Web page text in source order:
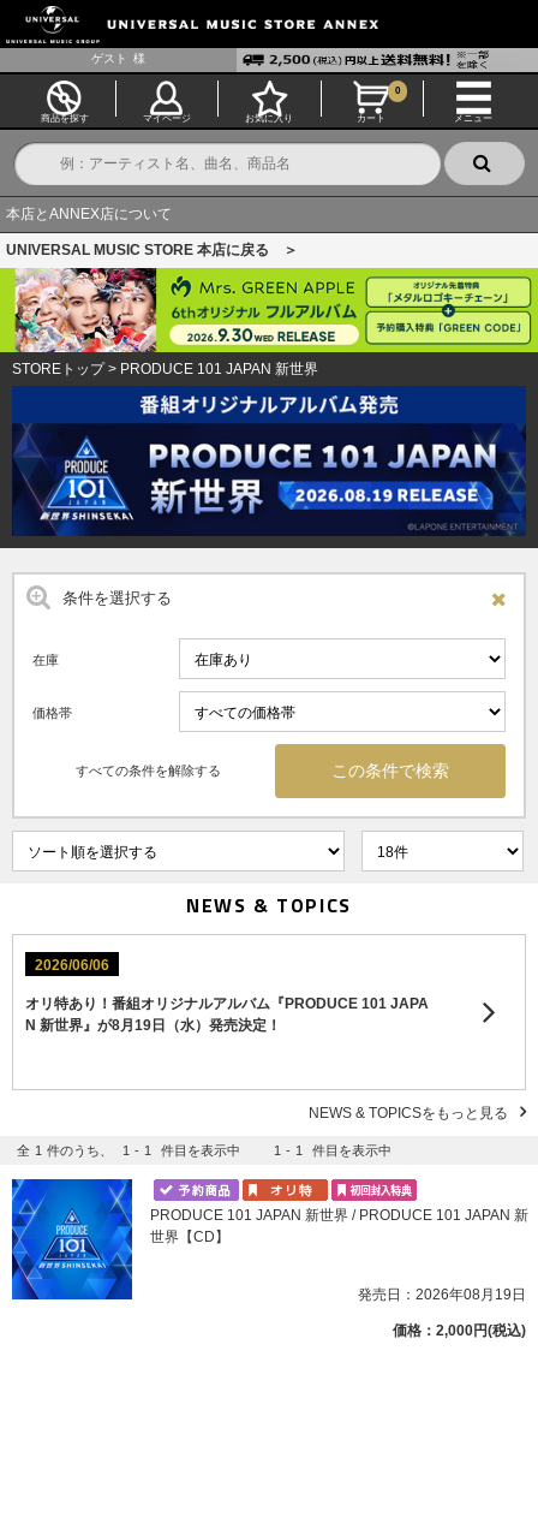
ゲスト 様
商品を探す マイページ お気に入り カート
0
メニュー
本店とANNEX店について
UNIVERSAL MUSIC STORE 本店に戻る ＞
STOREトップ> PRODUCE 101 JAPAN 新世界
条件を選択する
在庫
価格帯
すべての条件を解除する
NEWS & TOPICS
2026/06/06
オリ特あり！番組オリジナルアルバム『PRODUCE 101 JAPA
N 新世界』が8月19日（水）発売決定！
NEWS & TOPICSをもっと見る
全 1 件のうち、 1 - 1 件目を表示中 1 - 1 件目を表示中
PRODUCE 101 JAPAN 新世界 / PRODUCE 101 JAPAN 新
世界【CD】
発売日：2026年08月19日
価格：2,000円(税込)